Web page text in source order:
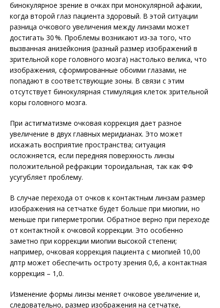
бинокулярное зрение в очках при монокулярной афакии,
когда второй глаз пациента здоровый. В этой ситуации
разница очкового увеличения между линзами может
достигать 30 %. Проблемы возникают из-за того, что
вызванная анизейкония (разный размер изображений в
зрительной коре головного мозга) настолько велика, что
изображения, сформированные обоими глазами, не
попадают в соответствующие зоны. В связи с этим
отсутствует бинокулярная стимуляция клеток зрительной
коры головного мозга.
При астигматизме очковая коррекция дает разное
увеличение в двух главных меридианах. Это может
искажать восприятие пространства; ситуация
осложняется, если передняя поверхность линзы
положительной рефракции тороидальная, так как ФФ
усугубляет проблему.
В случае перехода от очков к контактным линзам размер
изображения на сетчатке будет больше при миопии, но
меньше при гиперметропии. Обратное верно при переходе
от контактной к очковой коррекции. Это особенно
заметно при коррекции миопии высокой степени;
например, очковая коррекция пациента с миопией 10,00
дптр может обеспечить остроту зрения 0,6, а контактная
коррекция – 1,0.
Изменение формы линзы меняет очковое увеличение и,
следовательно, размер изображения на сетчатке,